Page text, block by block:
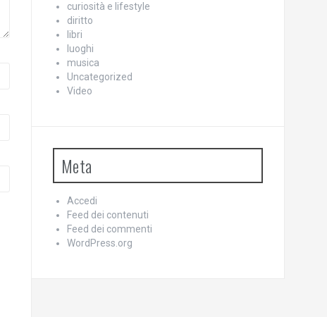
curiosità e lifestyle
diritto
libri
luoghi
musica
Uncategorized
Video
Meta
Accedi
Feed dei contenuti
Feed dei commenti
WordPress.org